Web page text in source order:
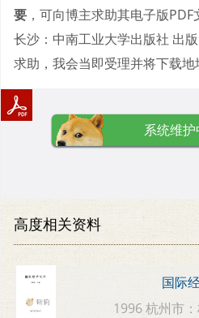
要 ，可向博主求助其电子版
长沙：中南工业大学出版社 出
求助，我会当即受理并将下载地
系统维护
高度相关资料
国际
1996 杭州市